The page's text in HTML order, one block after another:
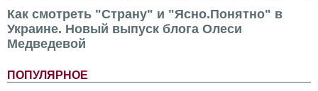
Как смотреть "Страну" и "Ясно.Понятно" в
Украине. Новый выпуск блога Олеси
Медведевой
ПОПУЛЯРНОЕ